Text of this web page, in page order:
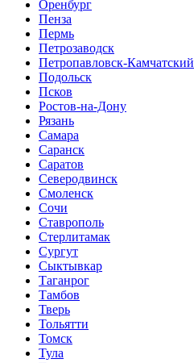
Оренбург
Пенза
Пермь
Петрозаводск
Петропавловск-Камчатский
Подольск
Псков
Ростов-на-Дону
Рязань
Самара
Саранск
Саратов
Северодвинск
Смоленск
Сочи
Ставрополь
Стерлитамак
Сургут
Сыктывкар
Таганрог
Тамбов
Тверь
Тольятти
Томск
Тула